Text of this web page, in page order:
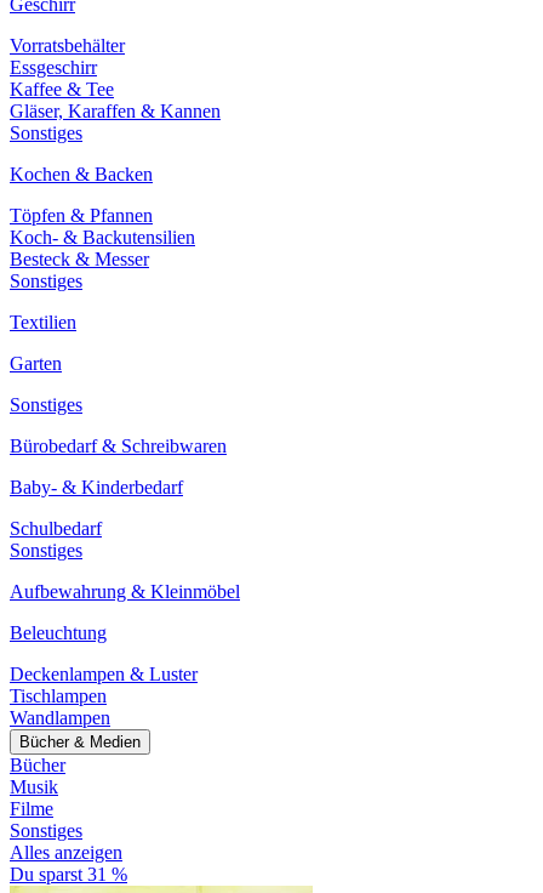
Geschirr
Vorratsbehälter
Essgeschirr
Kaffee & Tee
Gläser, Karaffen & Kannen
Sonstiges
Kochen & Backen
Töpfen & Pfannen
Koch- & Backutensilien
Besteck & Messer
Sonstiges
Textilien
Garten
Sonstiges
Bürobedarf & Schreibwaren
Baby- & Kinderbedarf
Schulbedarf
Sonstiges
Aufbewahrung & Kleinmöbel
Beleuchtung
Deckenlampen & Luster
Tischlampen
Wandlampen
Bücher & Medien
Bücher
Musik
Filme
Sonstiges
Alles anzeigen
Du sparst 31 %